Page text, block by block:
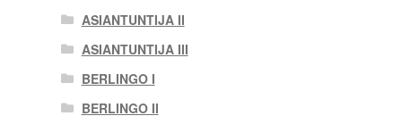
ASIANTUNTIJA II
ASIANTUNTIJA III
BERLINGO I
BERLINGO II